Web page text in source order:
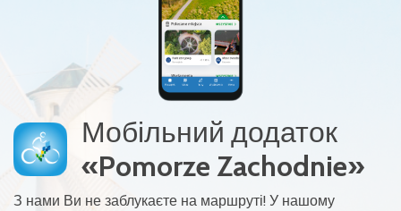
Мобільний додаток
«Pomorze Zachodnie»
З нами Ви не заблукаєте на маршруті! У нашому